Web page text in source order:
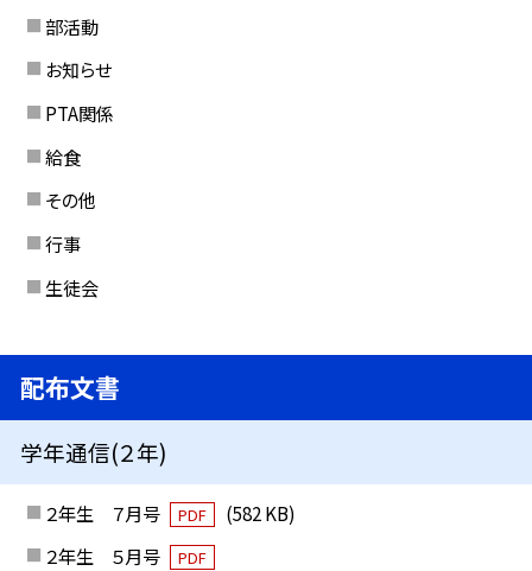
部活動
お知らせ
PTA関係
給食
その他
行事
生徒会
配布文書
学年通信(２年)
２年生 ７月号 PDF
(582 KB)
２年生 ５月号
PDF